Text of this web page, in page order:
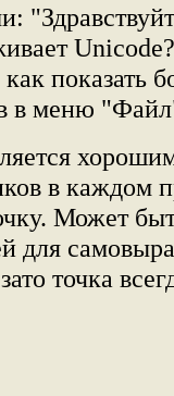
показать
в меню
в каждом
Может
для
точка